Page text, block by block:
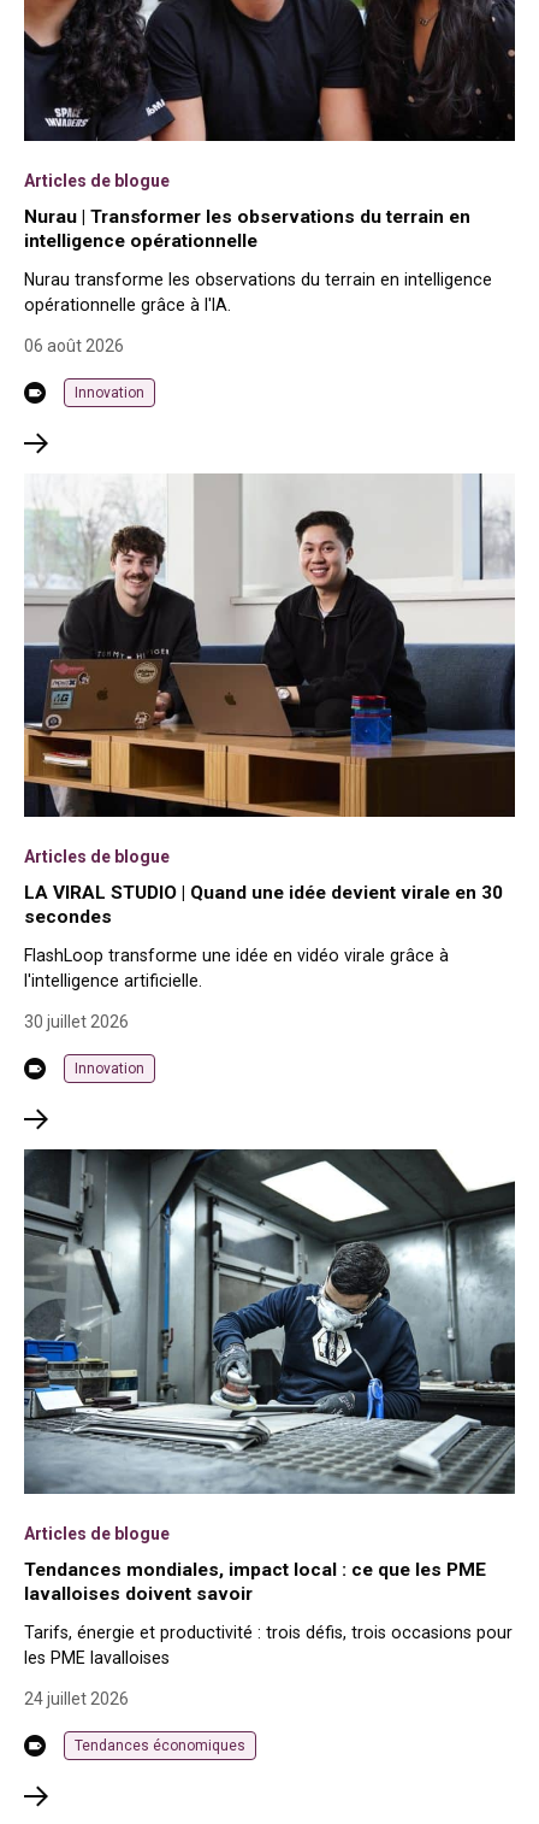
Articles de blogue
Nurau | Transformer les observations du terrain en
intelligence opérationnelle
Nurau transforme les observations du terrain en intelligence
opérationnelle grâce à l'IA.
06 août 2026
Innovation
Articles de blogue
LA VIRAL STUDIO | Quand une idée devient virale en 30
secondes
FlashLoop transforme une idée en vidéo virale grâce à
l'intelligence artificielle.
30 juillet 2026
Innovation
Articles de blogue
Tendances mondiales, impact local : ce que les PME
lavalloises doivent savoir
Tarifs, énergie et productivité : trois défis, trois occasions pour
les PME lavalloises
24 juillet 2026
Tendances économiques